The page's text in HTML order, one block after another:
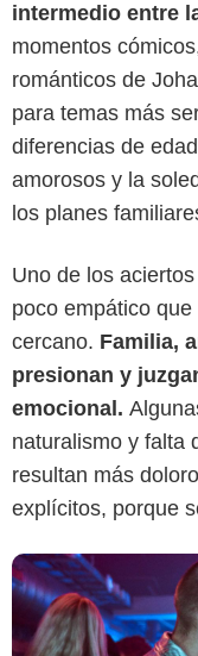
intermedio entre
momentos
románticos de
para temas más
diferencias de
amorosos y la
los planes
Uno de los
poco empático
cercano. Familia,
presionan y
emocional.
naturalismo y falta
resultan más
explícitos, porque